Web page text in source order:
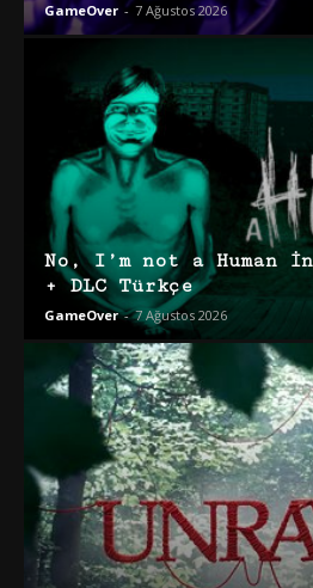
GameOver - 7 Ağustos 2026
No, I’m not a Human
+ DLC Türkçe
GameOver - 7 Ağustos 2026